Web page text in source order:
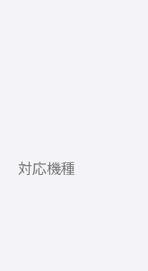
対応機種